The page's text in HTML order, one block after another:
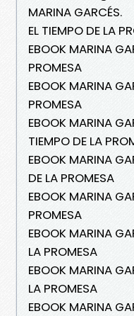
MARINA GARCÉS.
EL TIEMPO DE LA
EBOOK MARINA
PROMESA
EBOOK MARINA
PROMESA
EBOOK MARINA
TIEMPO DE LA
EBOOK MARINA
DE LA PROMESA
EBOOK MARINA
PROMESA
EBOOK MARINA
LA PROMESA
EBOOK MARINA
LA PROMESA
EBOOK MARINA